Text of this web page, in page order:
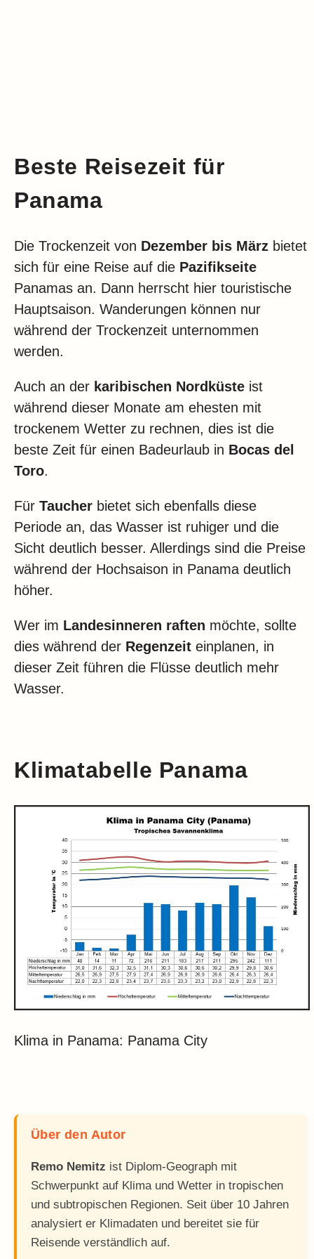
Beste Reisezeit für
Panama
Die Trockenzeit von Dezember bis März bietet
sich für eine Reise auf die Pazifikseite
Panamas an. Dann herrscht hier touristische
Hauptsaison. Wanderungen können nur
während der Trockenzeit unternommen
werden.
Auch an der karibischen Nordküste ist
während dieser Monate am ehesten mit
trockenem Wetter zu rechnen, dies ist die
beste Zeit für einen Badeurlaub in Bocas del
Toro.
Für Taucher bietet sich ebenfalls diese
Periode an, das Wasser ist ruhiger und die
Sicht deutlich besser. Allerdings sind die Preise
während der Hochsaison in Panama deutlich
höher.
Wer im Landesinneren raften möchte, sollte
dies während der Regenzeit einplanen, in
dieser Zeit führen die Flüsse deutlich mehr
Wasser.
Klimatabelle Panama
Klima in Panama: Panama City
Über den Autor
Remo Nemitz ist Diplom-Geograph mit
Schwerpunkt auf Klima und Wetter in tropischen
und subtropischen Regionen. Seit über 10 Jahren
analysiert er Klimadaten und bereitet sie für
Reisende verständlich auf.